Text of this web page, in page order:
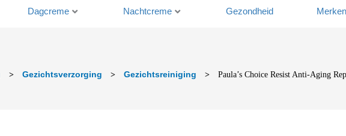
Dagcreme Nachtcreme Gezondheid Merken
> Gezichtsverzorging > Gezichtsreiniging > Paula’s Choice Resist Anti-Aging